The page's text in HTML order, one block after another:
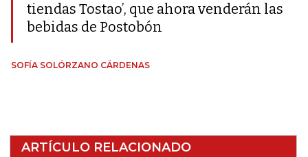
tiendas Tostao’, que ahora venderán las
bebidas de Postobón
SOFÍA SOLÓRZANO CÁRDENAS
ARTÍCULO RELACIONADO